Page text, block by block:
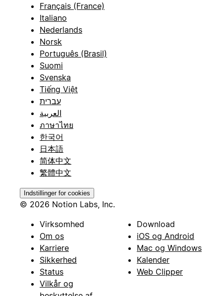
Français (France)
Italiano
Nederlands
Norsk
Português (Brasil)
Suomi
Svenska
Tiếng Việt
עברית
العربية
ภาษาไทย
한국어
日本語
简体中文
繁體中文
Indstillinger for cookies
© 2026 Notion Labs, Inc.
Virksomhed
Om os
Karriere
Sikkerhed
Status
Vilkår og
Download
iOS og Android
Mac og Windows
Kalender
Web Clipper